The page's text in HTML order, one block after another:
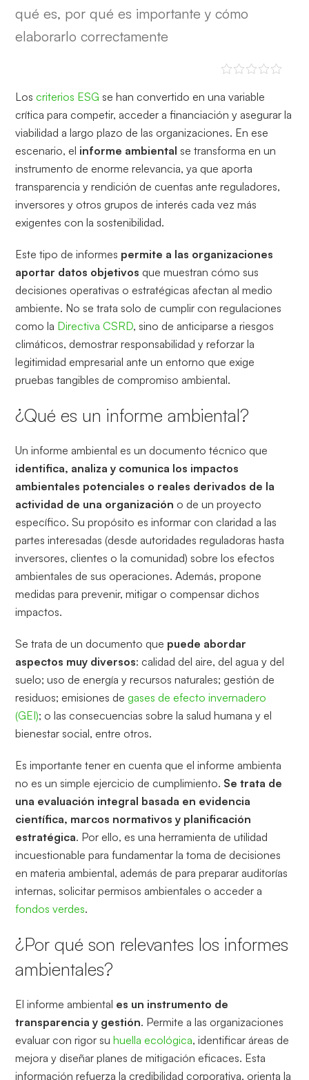
qué es, por qué es importante y cómo
elaborarlo correctamente
Loscriterios ESG se han convertido en una variable
crítica para competir, acceder a financiación y asegurar la
viabilidad a largo plazo de las organizaciones. En ese
escenario, el informe ambiental se transforma en un
instrumento de enorme relevancia, ya que aporta
transparencia y rendición de cuentas ante reguladores,
inversores y otros grupos de interés cada vez más
exigentes con la sostenibilidad.
Este tipo de informes permite a las organizaciones
aportar datos objetivos que muestran cómo sus
decisiones operativas o estratégicas afectan al medio
ambiente. No se trata solo de cumplir con regulaciones
como la Directiva CSRD, sino de anticiparse a riesgos
climáticos, demostrar responsabilidad y reforzar la
legitimidad empresarial ante un entorno que exige
pruebas tangibles de compromiso ambiental.
¿Qué es un informe ambiental?
Un informe ambiental es un documento técnico que
identifica, analiza y comunica los impactos
ambientales potenciales o reales derivados de la
actividad de una organización o de un proyecto
específico. Su propósito es informar con claridad a las
partes interesadas (desde autoridades reguladoras hasta
inversores, clientes o la comunidad) sobre los efectos
ambientales de sus operaciones. Además, propone
medidas para prevenir, mitigar o compensar dichos
impactos.
Se trata de un documento que puede abordar
aspectos muy diversos: calidad del aire, del agua y del
suelo; uso de energía y recursos naturales; gestión de
residuos; emisiones degases de efecto invernadero
(GEI); o las consecuencias sobre la salud humana y el
bienestar social, entre otros.
Es importante tener en cuenta que el informe ambienta
no es un simple ejercicio de cumplimiento. Se trata de
una evaluación integral basada en evidencia
científica, marcos normativos y planificación
estratégica. Por ello, es una herramienta de utilidad
incuestionable para fundamentar la toma de decisiones
en materia ambiental, además de para preparar auditorías
internas, solicitar permisos ambientales o acceder a
fondos verdes.
¿Por qué son relevantes los informes
ambientales?
El informe ambiental es un instrumento de
transparencia y gestión. Permite a las organizaciones
evaluar con rigor suhuella ecológica, identificar áreas de
mejora y diseñar planes de mitigación eficaces. Esta
información refuerza la credibilidad corporativa, orienta la